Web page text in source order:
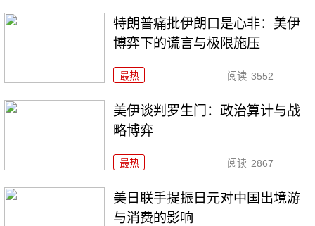
特朗普痛批伊朗口是心非：美伊
博弈下的谎言与极限施压
最热 阅读 3552
美伊谈判罗生门：政治算计与战
略博弈
最热 阅读 2867
美日联手提振日元对中国出境游
与消费的影响